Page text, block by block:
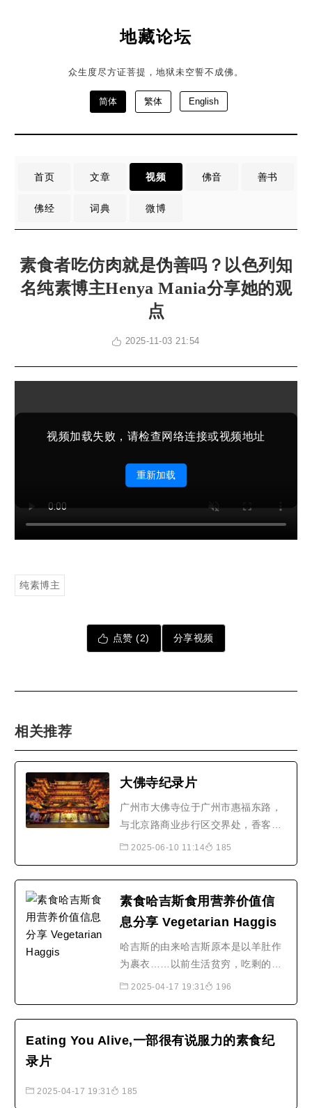
地藏论坛
众生度尽方证菩提，地狱未空誓不成佛。
简体 繁体 English
首页 文章 视频 佛音 善书
佛经 词典 微博
素食者吃仿肉就是伪善吗？以色列知
名纯素博主Henya Mania分享她的观
点
2025-11-03 21:54
视频加载失败，请检查网络连接或视频地址
重新加载
纯素博主
点赞 (2) 分享视频
相关推荐
大佛寺纪录片
广州市大佛寺位于广州市惠福东路，
与北京路商业步行区交界处，香客络
绎不绝，固定修行者众。大佛寺始建
庵，明代(1368-1644)扩建为龙藏
西至龙藏街(龙藏街由此得名)南接惠
福路，北达西湖路。明末，寺址被
改..
2025-06-10 11:14 185
素食哈吉斯食用营养价值信
息分享 Vegetarian Haggis
哈吉斯的由来哈吉斯原本是以羊肚作
为裹衣……以前生活贫穷，吃剩的食
物捨不得丢，便把剩馀食物混合燕麦
对于Haggis的食材和由来，众说纷
（haggis）推崇而成为家喻户晓的..
2025-04-17 19:31 196
Eating You Alive,一部很有说服力的素食纪
录片
2025-04-17 19:31 185